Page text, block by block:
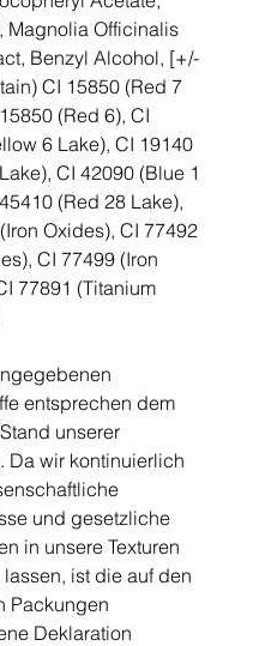
Magnolia Officinalis
Benzyl Alcohol, [+/-
CI 15850 (Red 7
(Red 6), CI
6 Lake), CI 19140
CI 42090 (Blue 1
(Red 28 Lake),
Oxides), CI 77492
CI 77499 (Iron
77891 (Titanium
entsprechen dem
unserer
Da wir kontinuierlich
und gesetzliche
in unsere Texturen
ist die auf den
Packungen
Deklaration